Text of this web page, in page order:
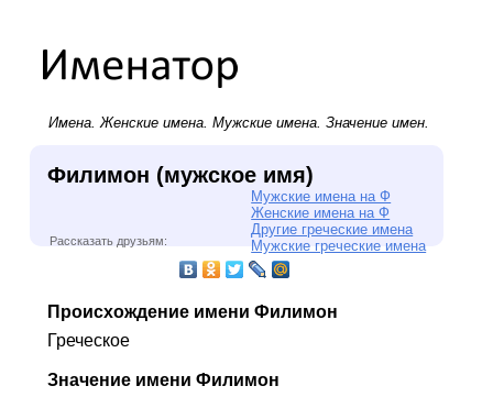
Имена.Женские имена. Мужские имена. Значение имен.
Филимон (мужское имя)
Мужские имена на Ф
Женские имена на Ф
Другие греческие имена
Мужские греческие имена
Рассказать друзьям:
Происхождение имени Филимон
Греческое
Значение имени Филимон